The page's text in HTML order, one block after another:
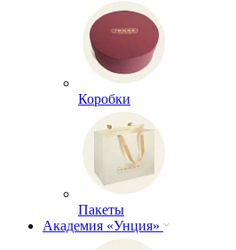
Коробки
Пакеты
Академия «Унция»